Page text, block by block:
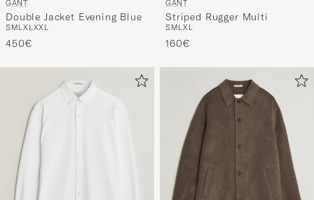
Double Jacket Evening Blue
SM LXLXXL
Striped Rugger Multi
SML XL